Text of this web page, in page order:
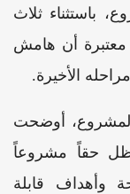
باستثناء ثلاث
أن هامش
الأخيرة.
أوضحت
حقاً مشروعاً
وأهداف قابلة